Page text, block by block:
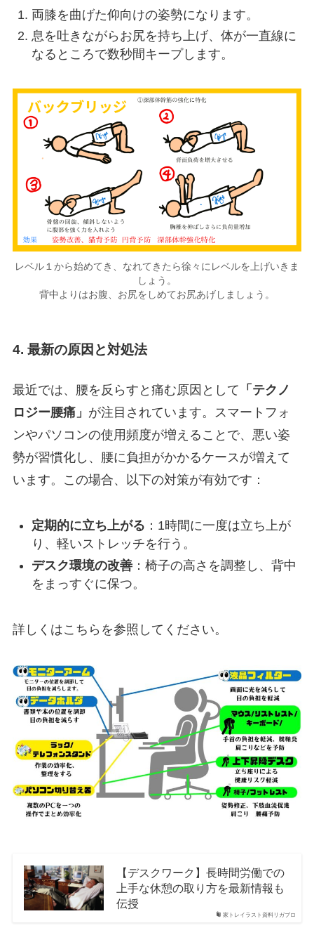
両膝を曲げた仰向けの姿勢になります。
息を吐きながらお尻を持ち上げ、体が一直線に
なるところで数秒間キープします。
レベル１から始めてき、なれてきたら徐々にレベルを上げいきま
しょう。
背中よりはお腹、お尻をしめてお尻あげしましょう。
4. 最新の原因と対処法
最近では、腰を反らすと痛む原因として 「テクノ
ロジー腰痛」 が注目されています。スマートフォ
ンやパソコンの使用頻度が増えることで、悪い姿
勢が習慣化し、腰に負担がかかるケースが増えて
います。この場合、以下の対策が有効です：
定期的に立ち上がる ：1時間に一度は立ち上が
り、軽いストレッチを行う。
デスク環境の改善：椅子の高さを調整し、背中
をまっすぐに保つ。
詳しくはこちらを参照してください。
家トレイラスト資料リガブロ
【デスクワーク】長時間労働での
上手な休憩の取り方を最新情報も
伝授